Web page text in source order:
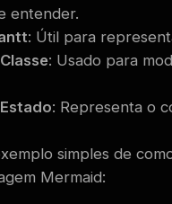
entender.
: Útil para
: Usado para
: Representa o
simples de
Mermaid: